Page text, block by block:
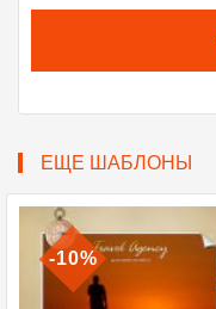
ЕЩЕ ШАБЛОНЫ
-10%